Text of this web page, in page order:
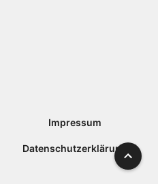
Impressum
Datenschutzerklärung Nach